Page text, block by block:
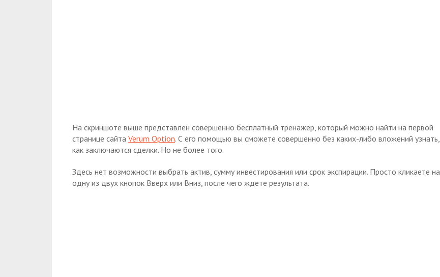
На скриншоте выше представлен совершенно бесплатный тренажер, который можно найти на первой
странице сайта Verum Option. С его помощью вы сможете совершенно без каких-либо вложений узнать,
как заключаются сделки. Но не более того.
Здесь нет возможности выбрать актив, сумму инвестирования или срок экспирации. Просто кликаете на
одну из двух кнопок Вверх или Вниз, после чего ждете результата.